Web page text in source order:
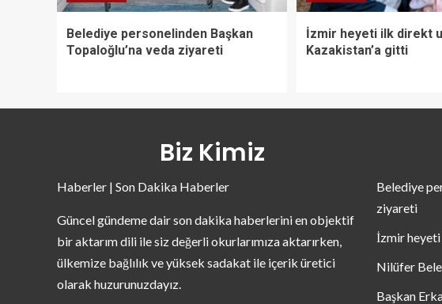
Belediye personelinden Başkan
Topaloğlu’na veda ziyareti
İzmir heyeti ilk direkt
Kazakistan’a gitti
Biz Kimiz
Haberler | Son Dakika Haberler
Güncel gündeme dair son dakika haberlerini en objektif
bir aktarım dili ile siz değerli okurlarımıza aktarırken,
ülkemize bağlılık ve yüksek sadakat ile içerik üretici
olarak huzurunuzdayız.
Belediye
ziyareti
İzmir heyeti
Nilüfer
Başkan